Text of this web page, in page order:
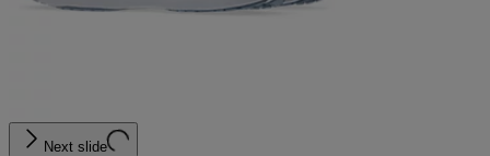
Next slide